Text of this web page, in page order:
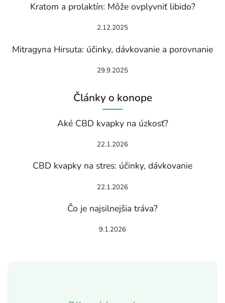
Kratom a prolaktín: Môže ovplyvniť libido?
2.12.2025
Mitragyna Hirsuta: účinky, dávkovanie a porovnanie
29.9.2025
Články o konope
Aké CBD kvapky na úzkosť?
22.1.2026
CBD kvapky na stres: účinky, dávkovanie
22.1.2026
Čo je najsilnejšia tráva?
9.1.2026